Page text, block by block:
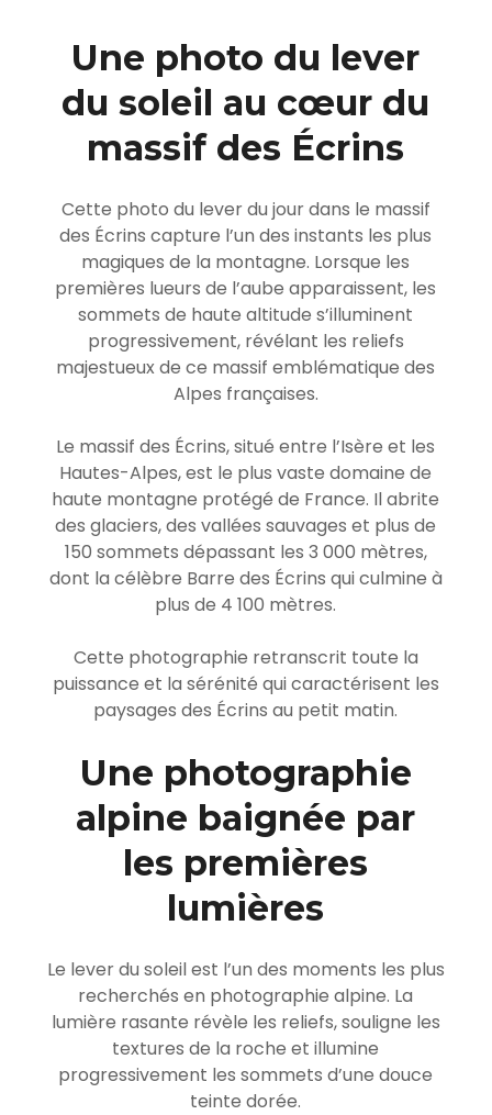
Une photo du lever
du soleil au cœur du
massif des Écrins
Cette photo du lever du jour dans le massif
des Écrins capture l’un des instants les plus
magiques de la montagne. Lorsque les
premières lueurs de l’aube apparaissent, les
sommets de haute altitude s’illuminent
progressivement, révélant les reliefs
majestueux de ce massif emblématique des
Alpes françaises.
Le massif des Écrins, situé entre l’Isère et les
Hautes-Alpes, est le plus vaste domaine de
haute montagne protégé de France. Il abrite
des glaciers, des vallées sauvages et plus de
150 sommets dépassant les 3 000 mètres,
dont la célèbre Barre des Écrins qui culmine à
plus de 4 100 mètres.
Cette photographie retranscrit toute la
puissance et la sérénité qui caractérisent les
paysages des Écrins au petit matin.
Une photographie
alpine baignée par
les premières
lumières
Le lever du soleil est l’un des moments les plus
recherchés en photographie alpine. La
lumière rasante révèle les reliefs, souligne les
textures de la roche et illumine
progressivement les sommets d’une douce
teinte dorée.